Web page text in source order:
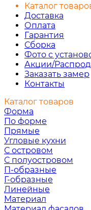
Каталог
Доставка
Оплата
Гарантия
Сборка
Фото с
Акции/
Заказать замер
Контакты
Каталог товаров
Форма
По форме
Прямые
Угловые кухни
С островом
С полуостровом
П-образные
Г-образные
Линейные
Материал